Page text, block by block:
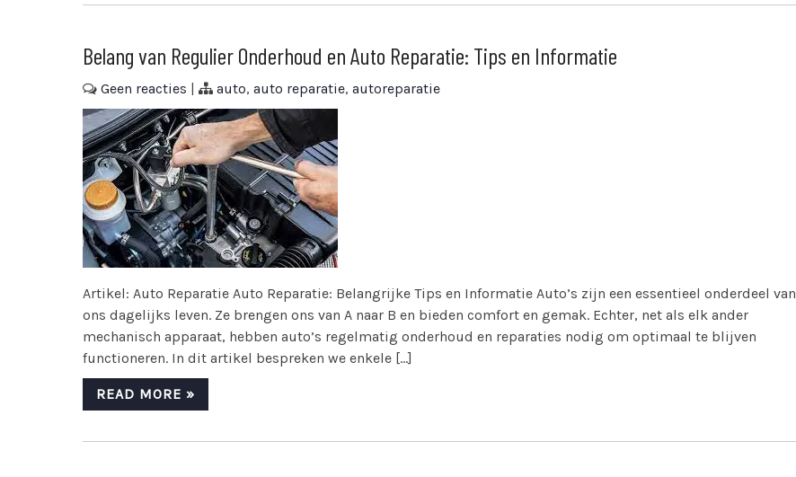
Belang van Regulier Onderhoud en Auto Reparatie: Tips en Informatie
Geen reacties auto, auto reparatie, autoreparatie
Artikel: Auto Reparatie Auto Reparatie: Belangrijke Tips en Informatie Auto’s zijn een essentieel onderdeel van
ons dagelijks leven. Ze brengen ons van A naar B en bieden comfort en gemak. Echter, net als elk ander
mechanisch apparaat, hebben auto’s regelmatig onderhoud en reparaties nodig om optimaal te blijven
functioneren. In dit artikel bespreken we enkele […]
READ MORE »